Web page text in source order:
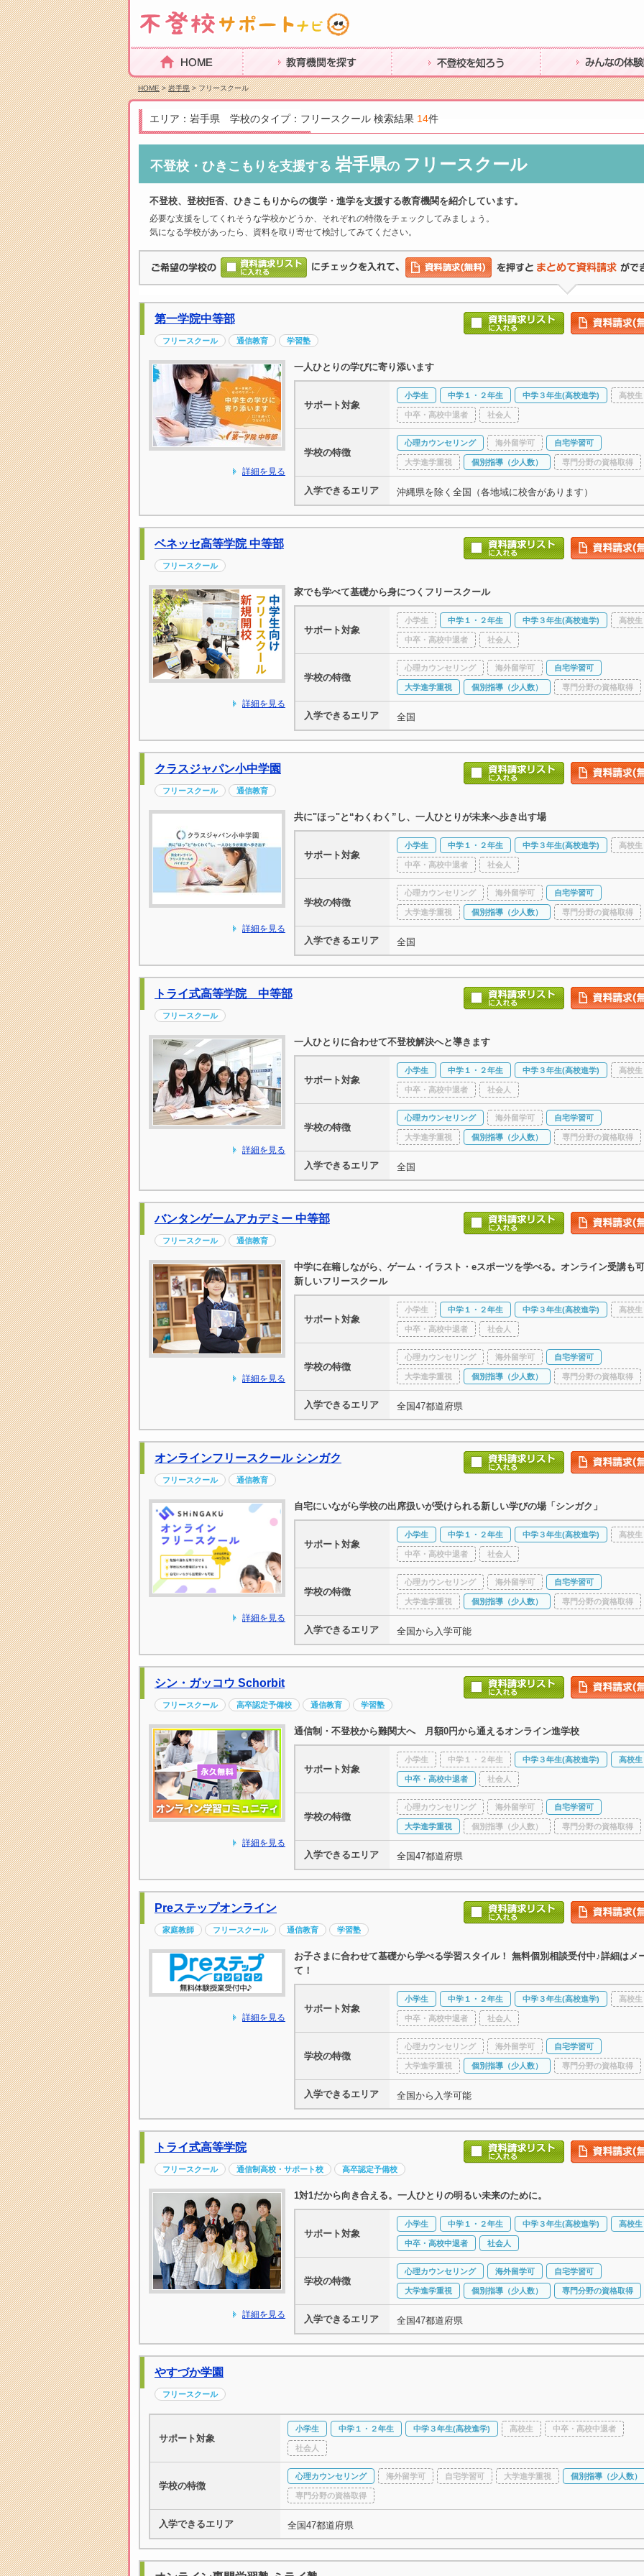
HOME 教育機関を探す 不登校を知ろう みんなの体験談
HOME>岩手県> フリースクール
エリア：岩手県 学校のタイプ：フリースクール 検索結果 14件
不登校・ひきこもりを支援する 岩手県の フリースクール
不登校、登校拒否、ひきこもりからの復学・進学を支援する教育機関を紹介しています。
必要な支援をしてくれそうな学校かどうか、それぞれの特徴をチェックしてみましょう。
気になる学校があったら、資料を取り寄せて検討してみてください。
第一学院中等部
フリースクール 通信教育 学習塾
詳細を見る
一人ひとりの学びに寄り添います
サポート対象
小学生 中学１・２年生 中学３年生(高校進学) 高校生
中卒・高校中退者 社会人
学校の特徴
心理カウンセリング 海外留学可 自宅学習可
大学進学重視 個別指導（少人数） 専門分野の資格取得
入学できるエリア 沖縄県を除く全国（各地域に校舎があります）
ベネッセ高等学院 中等部
フリースクール
詳細を見る
家でも学べて基礎から身につくフリースクール
サポート対象
小学生 中学１・２年生 中学３年生(高校進学) 高校生
中卒・高校中退者 社会人
学校の特徴
心理カウンセリング 海外留学可 自宅学習可
大学進学重視 個別指導（少人数） 専門分野の資格取得
入学できるエリア 全国
クラスジャパン小中学園
フリースクール 通信教育
詳細を見る
共に"ほっ"と“わくわく”し、一人ひとりが未来へ歩き出す場
サポート対象
小学生 中学１・２年生 中学３年生(高校進学) 高校生
中卒・高校中退者 社会人
学校の特徴
心理カウンセリング 海外留学可 自宅学習可
大学進学重視 個別指導（少人数） 専門分野の資格取得
入学できるエリア 全国
トライ式高等学院 中等部
フリースクール
詳細を見る
一人ひとりに合わせて不登校解決へと導きます
サポート対象
小学生 中学１・２年生 中学３年生(高校進学) 高校生
中卒・高校中退者 社会人
学校の特徴
心理カウンセリング 海外留学可 自宅学習可
大学進学重視 個別指導（少人数） 専門分野の資格取得
入学できるエリア 全国
バンタンゲームアカデミー 中等部
フリースクール 通信教育
詳細を見る
中学に在籍しながら、ゲーム・イラスト・eスポーツを学べる。オンライン受講も
新しいフリースクール
サポート対象
小学生 中学１・２年生 中学３年生(高校進学) 高校生
中卒・高校中退者 社会人
学校の特徴
心理カウンセリング 海外留学可 自宅学習可
大学進学重視 個別指導（少人数） 専門分野の資格取得
入学できるエリア 全国47都道府県
オンラインフリースクール シンガク
フリースクール 通信教育
詳細を見る
自宅にいながら学校の出席扱いが受けられる新しい学びの場「シンガク」
サポート対象
小学生 中学１・２年生 中学３年生(高校進学) 高校生
中卒・高校中退者 社会人
学校の特徴
心理カウンセリング 海外留学可 自宅学習可
大学進学重視 個別指導（少人数） 専門分野の資格取得
入学できるエリア 全国から入学可能
シン・ガッコウ Schorbit
フリースクール 高卒認定予備校 通信教育 学習塾
詳細を見る
通信制・不登校から難関大へ 月額0円から通えるオンライン進学校
サポート対象
小学生 中学１・２年生 中学３年生(高校進学) 高校生
中卒・高校中退者 社会人
学校の特徴
心理カウンセリング 海外留学可 自宅学習可
大学進学重視 個別指導（少人数） 専門分野の資格取得
入学できるエリア 全国47都道府県
Preステップオンライン
家庭教師 フリースクール 通信教育 学習塾
詳細を見る
お子さまに合わせて基礎から学べる学習スタイル！ 無料個別相談受付中♪詳細はメ
て！
サポート対象
小学生 中学１・２年生 中学３年生(高校進学) 高校生
中卒・高校中退者 社会人
学校の特徴
心理カウンセリング 海外留学可 自宅学習可
大学進学重視 個別指導（少人数） 専門分野の資格取得
入学できるエリア 全国から入学可能
トライ式高等学院
フリースクール 通信制高校・サポート校 高卒認定予備校
詳細を見る
1対1だから向き合える。一人ひとりの明るい未来のために。
サポート対象
小学生 中学１・２年生 中学３年生(高校進学) 高校生
中卒・高校中退者 社会人
学校の特徴
心理カウンセリング 海外留学可 自宅学習可
大学進学重視 個別指導（少人数） 専門分野の資格取得
入学できるエリア 全国47都道府県
やすづか学園
フリースクール
サポート対象
小学生 中学１・２年生 中学３年生(高校進学) 高校生 中卒・高校中退者
社会人
学校の特徴
心理カウンセリング 海外留学可 自宅学習可 大学進学重視 個別指導（少人数）
専門分野の資格取得
入学できるエリア 全国47都道府県